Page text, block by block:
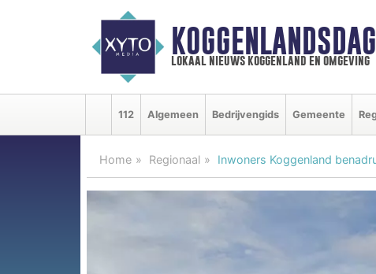
lokaal nieuws koggenland en omgeving
112 Algemeen Bedrijvengids Gemeente
Home Regionaal Inwoners Koggenland